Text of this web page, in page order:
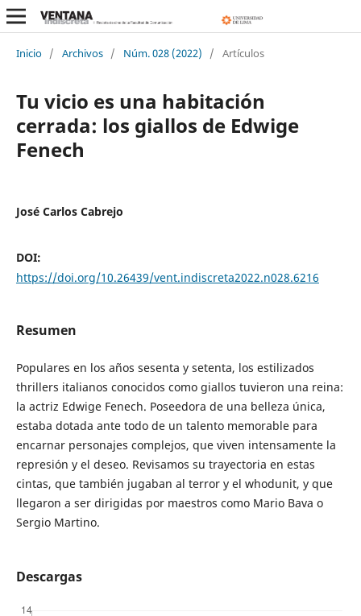
Inicio / Archivos / Núm. 028 (2022) / Artículos
Tu vicio es una habitación
cerrada: los giallos de Edwige
Fenech
José Carlos Cabrejo
DOI:
https://doi.org/10.26439/vent.indiscreta2022.n028.6216
Resumen
Populares en los años sesenta y setenta, los estilizados
thrillers italianos conocidos como giallos tuvieron una reina:
la actriz Edwige Fenech. Poseedora de una belleza única,
estaba dotada ante todo de un talento memorable para
encarnar personajes complejos, que viven intensamente la
represión y el deseo. Revisamos su trayectoria en estas
cintas, que también jugaban al terror y el whodunit, y que
llegaron a ser dirigidas por maestros como Mario Bava o
Sergio Martino.
Descargas